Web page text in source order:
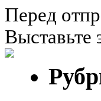
Перед
Выставьте